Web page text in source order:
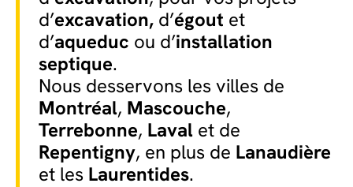
d’excavation, d’égout et
d’aqueduc ou d’installation
septique.
Nous desservons les villes de
Montréal, Mascouche,
Terrebonne, Laval et de
Repentigny, en plus de Lanaudière
et les Laurentides.